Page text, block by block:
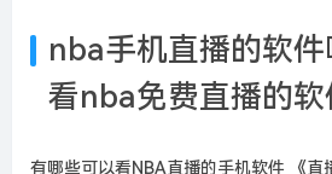
nba手机直播的软
看nba免费直播的软
有哪些可以看NBA直播的手机软件 《直